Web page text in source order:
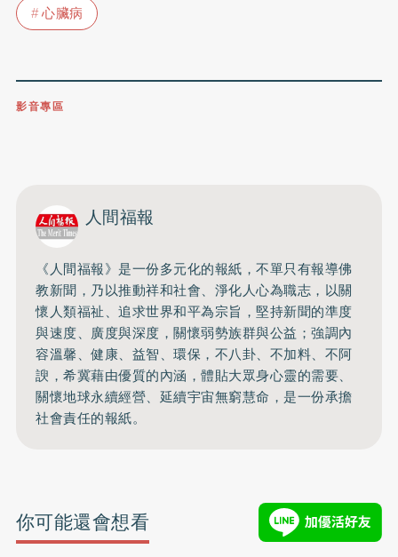
心臟病
影音專區
人間福報
《人間福報》是一份多元化的報紙，不單只有報導佛
教新聞，乃以推動祥和社會、淨化人心為職志，以關
懷人類福祉、追求世界和平為宗旨，堅持新聞的準度
與速度、廣度與深度，關懷弱勢族群與公益；強調內
容溫馨、健康、益智、環保，不八卦、不加料、不阿
諛，希冀藉由優質的內涵，體貼大眾身心靈的需要、
關懷地球永續經營、延續宇宙無窮慧命，是一份承擔
社會責任的報紙。
你可能還會想看